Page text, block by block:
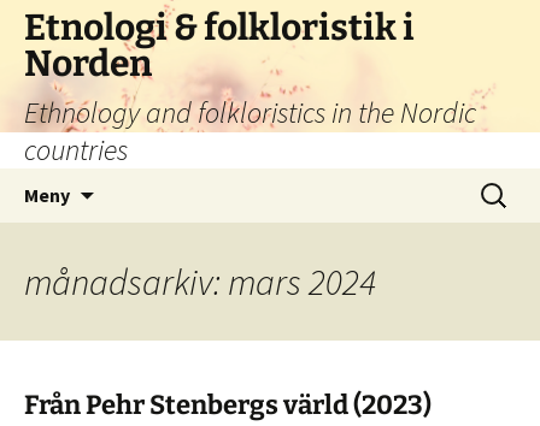
Hoppa
innehåll
Etnologi & folkloristik i
Norden
Ethnology and folkloristics in the Nordic
countries
Meny
Sök
efter:
månadsarkiv: mars 2024
Från Pehr Stenbergs värld (2023)